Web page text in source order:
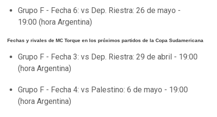
Grupo F - Fecha 6: vs Dep. Riestra: 26 de mayo -
19:00 (hora Argentina)
Fechas y rivales de MC Torque en los próximos partidos de la Copa Sudamericana
Grupo F - Fecha 3: vs Dep. Riestra: 29 de abril - 19:00
(hora Argentina)
Grupo F - Fecha 4: vs Palestino: 6 de mayo - 19:00
(hora Argentina)